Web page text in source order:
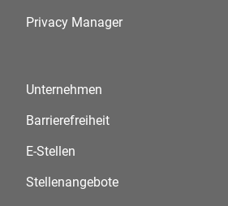
Privacy Manager
Unternehmen
Barrierefreiheit
E-Stellen
Stellenangebote